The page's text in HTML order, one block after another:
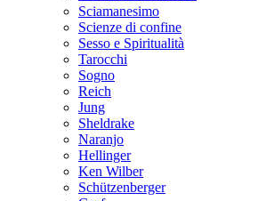
Sciamanesimo
Scienze di confine
Sesso e Spiritualità
Tarocchi
Sogno
Reich
Jung
Sheldrake
Naranjo
Hellinger
Ken Wilber
Schützenberger